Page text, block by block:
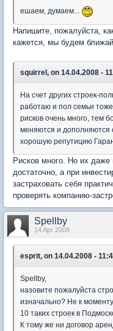
ешаем, думаем...
Напишите, пожалуйста,
кажется, мы будем
squirrel, on 14.04.2008 -
На счет других строек-
работаю и пол семьи
рисков очень много, тем
меняются и дополняются
хорошую репутицию
Рисков много. Но их даже
достаточно, а при
застраховать себя
проверять компанию-
Spellby
14 Apr 2008
esprit, on 14.04.2008 -
Spellby,
назовите пожалуйста
изначально? Не к
10 таких строек в
К тому же ни договор